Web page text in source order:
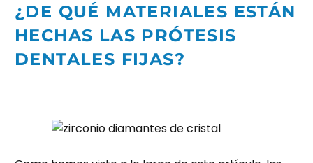
¿DE QUÉ MATERIALES ESTÁN
HECHAS LAS PRÓTESIS
DENTALES FIJAS?